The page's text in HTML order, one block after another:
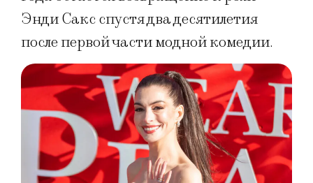
Энди Сакс спустя два десятилетия
после первой части модной комедии.